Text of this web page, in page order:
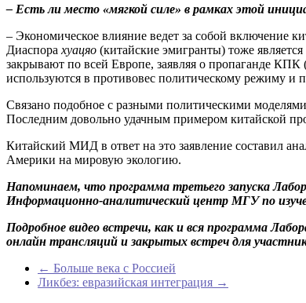
– Есть ли место «мягкой силе» в рамках этой
– Экономическое влияние ведет за собой включение
Диаспора хуацяо (китайские эмигранты) тоже
закрывают по всей Европе, заявляя о пропаганде
используются в противовес политическому режиму и
Связано подобное с разными политическими
Последним довольно удачным примером китайской
Китайский МИД в ответ на это заявление составил
Америки на мировую экологию.
Напоминаем, что программа третьего запуска
Информационно-аналитический центр МГУ по
Подробное видео встречи, как и вся программа
онлайн трансляций и закрытых встреч для
← Больше века с Россией
Ликбез: евразийская интеграция →